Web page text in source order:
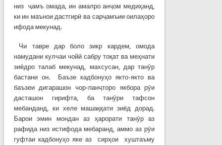
низ ҷамъ омада, ин амалро анҷом медиҳанд,
ки ин маънои дастгирӣ ва сарҷамъии оилаҳоро
ифода мекунад.
Чи тавре дар боло зикр кардем, омода
намудани кулчаи чойӣ сабру тоқат ва меҳнати
зиёдро талаб мекунад, махсусан, дар танӯр
бастани он. Баъзе кадбонуҳо якто-якто ва
баъзеи дигарашон чор-панҷторо якбора рӯи
дасташон гирифта, ба танӯри тафсон
мебанданд, ки хеле машаққати зиёд дорад.
Барои эмин мондан аз ҳарорати танӯр аз
рафида низ истифода мебаранд, аммо аз рӯи
гуфтаи кадбонуҳо яке аз сирҳои хуштаъму